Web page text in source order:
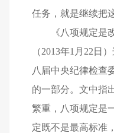
任务，就是继续把
《八项规定是
（2013年1月22日
八届中央纪律检查
的一部分。文中指
繁重，八项规定是
定既不是最高标准